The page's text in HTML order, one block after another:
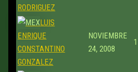
RODRIGUEZ
LUIS
ENRIQUE
CONSTANTINO
GONZALEZ
NOVIEMBRE
24, 2008
1